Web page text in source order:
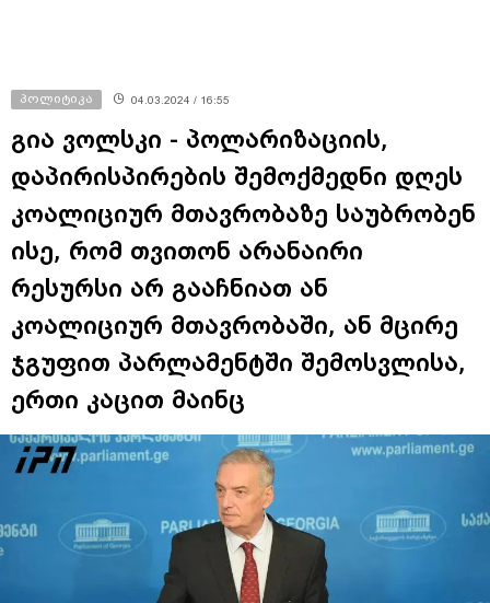
პოლიტიკა 04.03.2024 / 16:55
გია ვოლსკი - პოლარიზაციის,
დაპირისპირების შემოქმედნი დღეს
კოალიციურ მთავრობაზე საუბრობენ
ისე, რომ თვითონ არანაირი
რესურსი არ გააჩნიათ ან
კოალიციურ მთავრობაში, ან მცირე
ჯგუფით პარლამენტში შემოსვლისა,
ერთი კაცით მაინც